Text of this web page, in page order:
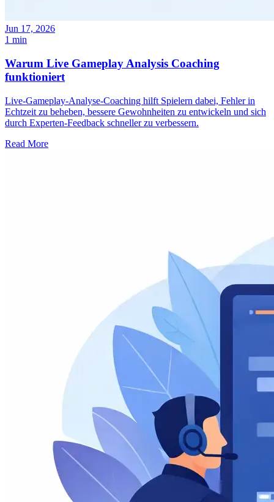
Jun 17, 2026
1 min
Warum Live Gameplay Analysis Coaching
funktioniert
Live-Gameplay-Analyse-Coaching hilft Spielern dabei, Fehler in
Echtzeit zu beheben, bessere Gewohnheiten zu entwickeln und sich
durch Experten-Feedback schneller zu verbessern.
Read More